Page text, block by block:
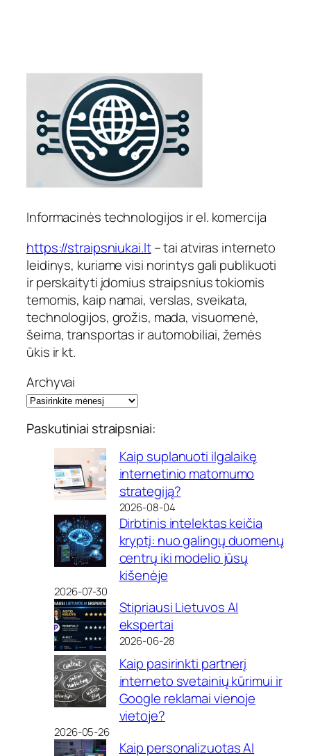
Informacinės technologijos ir el. komercija
https://straipsniukai.lt– tai atviras interneto
leidinys, kuriame visi norintys gali publikuoti
ir perskaityti įdomius straipsnius tokiomis
temomis, kaip namai, verslas, sveikata,
technologijos, grožis, mada, visuomenė,
šeima, transportas ir automobiliai, žemės
ūkis ir kt.
Archyvai
Paskutiniai straipsniai:
Kaip suplanuoti ilgalaikę
internetinio matomumo
strategiją?
2026-08-04
Dirbtinis intelektas keičia
kryptį: nuo galingų duomenų
centrų iki modelio jūsų
kišenėje
2026-07-30
Stipriausi Lietuvos AI
ekspertai
2026-06-28
Kaip pasirinkti partnerį
interneto svetainių kūrimui ir
Google reklamai vienoje
vietoje?
2026-05-26
Kaip personalizuotas AI